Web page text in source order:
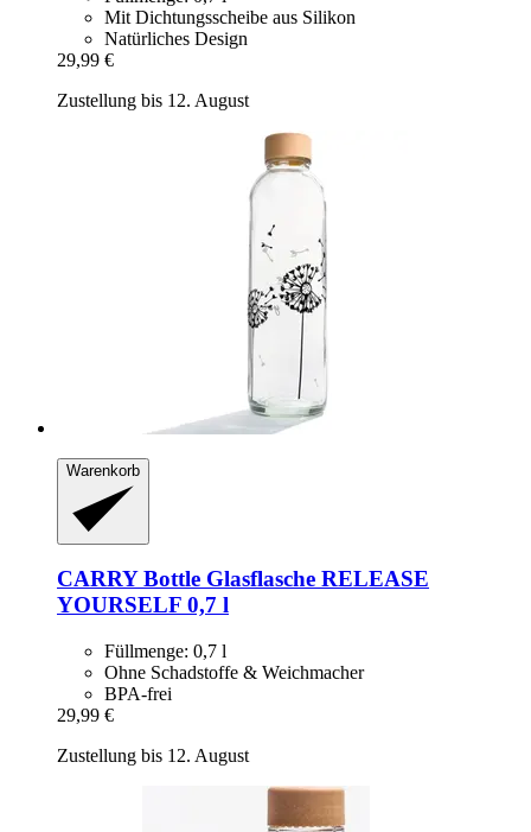
Mit Dichtungsscheibe aus Silikon
Natürliches Design
29,99 €
Zustellung bis 12. August
Warenkorb
CARRY Bottle Glasflasche RELEASE
YOURSELF 0,7 l
Füllmenge: 0,7 l
Ohne Schadstoffe & Weichmacher
BPA-frei
29,99 €
Zustellung bis 12. August